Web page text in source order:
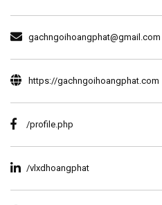
gachngoihoangphat@gmail.com
https://gachngoihoangphat.com
/profile.php
/vlxdhoangphat